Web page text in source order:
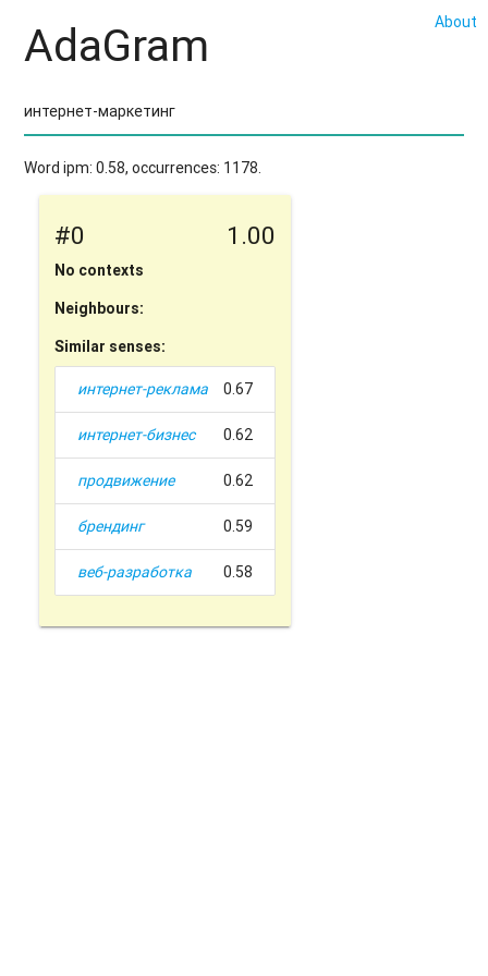
About
AdaGram
Word ipm: 0.58, occurrences: 1178.
#0 1.00
No contexts
Neighbours:
Similar senses:
интернет-реклама 0.67
интернет-бизнес 0.62
продвижение 0.62
брендинг 0.59
веб-разработка 0.58